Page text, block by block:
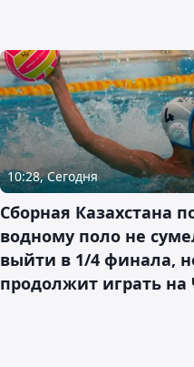
10:28, Сегодня
Сборная Казахстана
водному поло не
выйти в 1/4 финала,
продолжит играть